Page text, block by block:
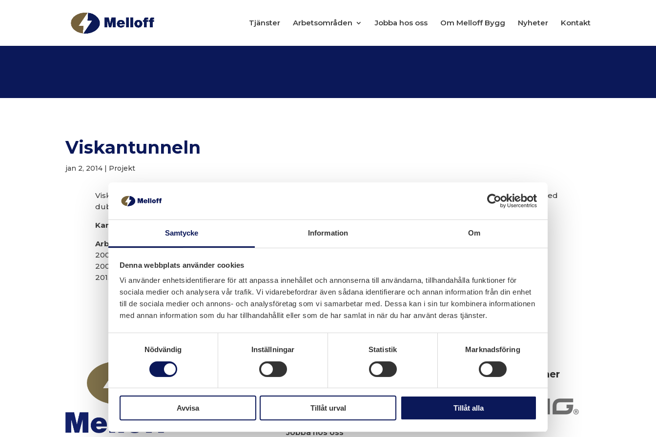
Samtycke Information Om
Denna webbplats använder cookies
Vi använder enhetsidentifierare för att anpassa innehållet och annonserna till användarna, tillhandahålla funktioner för
sociala medier och analysera vår trafik. Vi vidarebefordrar även sådana identifierare och annan information från din enhet
till de sociala medier och annons- och analysföretag som vi samarbetar med. Dessa kan i sin tur kombinera informationen
med annan information som du har tillhandahållit eller som de har samlat in när du har använt deras tjänster.
Nödvändig
Inställningar Statistik Marknadsföring
Avvisa Tillåt urval Tillåt alla
Tjänster Arbetsområden Jobba hos oss Om Melloff Bygg Nyheter Kontakt
Viskantunneln
jan 2, 2014 | Projekt
Viskantunneln är en vägtunnel, 13-638-1, vid Brobergen i Varberg. Byggd 1981 med längden 265 m och fri höjd på 4,7 med
dubbla tunnelrör (västra och östra) och en årsdygnstrafik på ca 11 800 fordon/dygn.
Karta
Arbeten utförda av Sting
2008 – Tunnelbelysningsstyrning
2009 – Tunnelbelysningsstyrning
2013 – PLC kompletterades med larm
Navigation
Tjänster
Arbete i elkraftsmiljö
Arbete i industriprojekt
Jobba hos oss
Samarbetspartner